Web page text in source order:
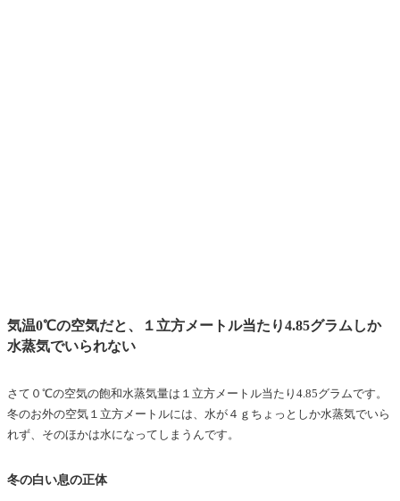
気温0℃の空気だと、１立方メートル当たり4.85グラムしか
水蒸気でいられない
さて０℃の空気の飽和水蒸気量は１立方メートル当たり4.85グラムです。
冬のお外の空気１立方メートルには、水が４ｇちょっとしか水蒸気でいら
れず、そのほかは水になってしまうんです。
冬の白い息の正体